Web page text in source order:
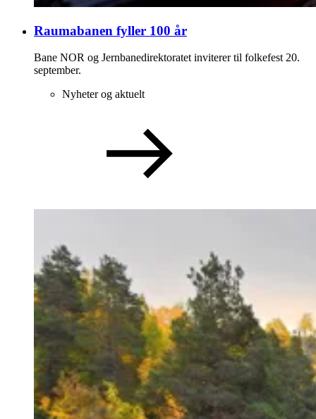
Raumabanen fyller 100 år
Bane NOR og Jernbanedirektoratet inviterer til folkefest 20.
september.
Nyheter og aktuelt